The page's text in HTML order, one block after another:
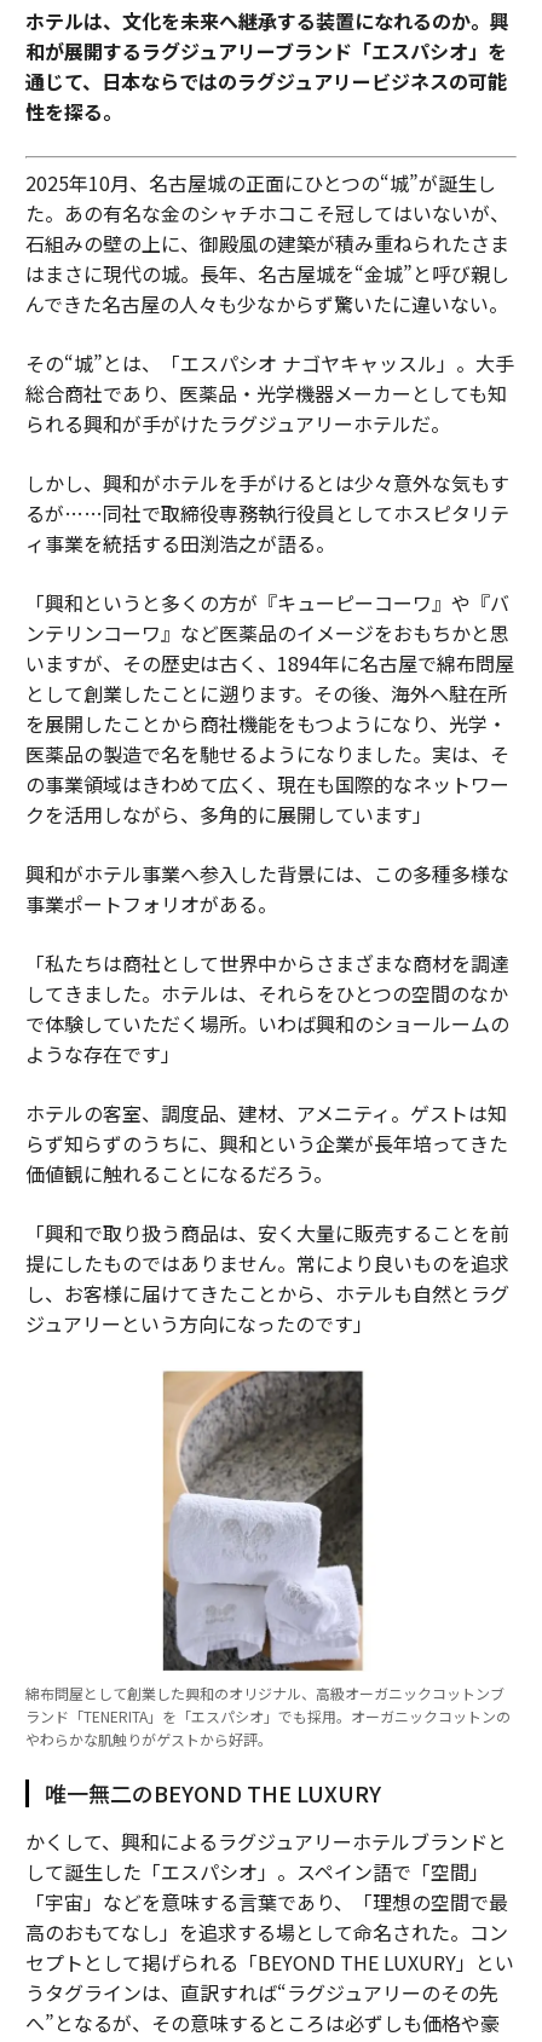
ホテルは、文化を未来へ継承する装置になれるのか。興
和が展開するラグジュアリーブランド「エスパシオ」を
通じて、日本ならではのラグジュアリービジネスの可能
性を探る。
2025年10月、名古屋城の正面にひとつの“城”が誕生し
た。あの有名な金のシャチホコこそ冠してはいないが、
石組みの壁の上に、御殿風の建築が積み重ねられたさま
はまさに現代の城。長年、名古屋城を“金城”と呼び親し
んできた名古屋の人々も少なからず驚いたに違いない。
その“城”とは、「エスパシオ ナゴヤキャッスル」。大手
総合商社であり、医薬品・光学機器メーカーとしても知
られる興和が手がけたラグジュアリーホテルだ。
しかし、興和がホテルを手がけるとは少々意外な気もす
るが……同社で取締役専務執行役員としてホスピタリテ
ィ事業を統括する田渕浩之が語る。
「興和というと多くの方が『キューピーコーワ』や『バ
ンテリンコーワ』など医薬品のイメージをおもちかと思
いますが、その歴史は古く、1894年に名古屋で綿布問屋
として創業したことに遡ります。その後、海外へ駐在所
を展開したことから商社機能をもつようになり、光学・
医薬品の製造で名を馳せるようになりました。実は、そ
の事業領域はきわめて広く、現在も国際的なネットワー
クを活用しながら、多角的に展開しています」
興和がホテル事業へ参入した背景には、この多種多様な
事業ポートフォリオがある。
「私たちは商社として世界中からさまざまな商材を調達
してきました。ホテルは、それらをひとつの空間のなか
で体験していただく場所。いわば興和のショールームの
ような存在です」
ホテルの客室、調度品、建材、アメニティ。ゲストは知
らず知らずのうちに、興和という企業が長年培ってきた
価値観に触れることになるだろう。
「興和で取り扱う商品は、安く大量に販売することを前
提にしたものではありません。常により良いものを追求
し、お客様に届けてきたことから、ホテルも自然とラグ
ジュアリーという方向になったのです」
綿布問屋として創業した興和のオリジナル、高級オーガニックコットンブ
ランド「TENERITA」を「エスパシオ」でも採用。オーガニックコットンの
やわらかな肌触りがゲストから好評。
唯一無二のBEYOND THE LUXURY
かくして、興和によるラグジュアリーホテルブランドと
して誕生した「エスパシオ」。スペイン語で「空間」
「宇宙」などを意味する言葉であり、「理想の空間で最
高のおもてなし」を追求する場として命名された。コン
セプトとして掲げられる「BEYOND THE LUXURY」とい
うタグラインは、直訳すれば“ラグジュアリーのその先
へ”となるが、その意味するところは必ずしも価格や豪